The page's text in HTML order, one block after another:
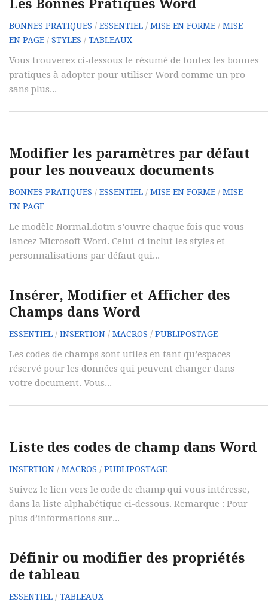
Les Bonnes Pratiques Word
BONNES PRATIQUES / ESSENTIEL / MISE EN FORME / MISE
EN PAGE / STYLES / TABLEAUX
Vous trouverez ci-dessous le résumé de toutes les bonnes
pratiques à adopter pour utiliser Word comme un pro
sans plus...
Modifier les paramètres par défaut
pour les nouveaux documents
BONNES PRATIQUES / ESSENTIEL / MISE EN FORME / MISE
EN PAGE
Le modèle Normal.dotm s’ouvre chaque fois que vous
lancez Microsoft Word. Celui-ci inclut les styles et
personnalisations par défaut qui...
Insérer, Modifier et Afficher des
Champs dans Word
ESSENTIEL / INSERTION / MACROS / PUBLIPOSTAGE
Les codes de champs sont utiles en tant qu’espaces
réservé pour les données qui peuvent changer dans
votre document. Vous...
Liste des codes de champ dans Word
INSERTION / MACROS / PUBLIPOSTAGE
Suivez le lien vers le code de champ qui vous intéresse,
dans la liste alphabétique ci-dessous. Remarque : Pour
plus d’informations sur...
Définir ou modifier des propriétés
de tableau
ESSENTIEL / TABLEAUX